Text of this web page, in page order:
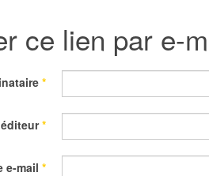
ce lien par e-
*
*
e-mail *